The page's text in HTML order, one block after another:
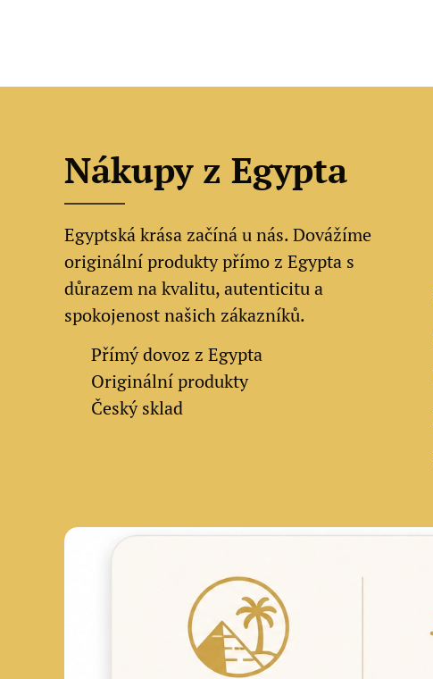
Nákupy z Egypta
Egyptská krása začíná u nás. Dovážíme
originální produkty přímo z Egypta s
důrazem na kvalitu, autenticitu a
spokojenost našich zákazníků.
Přímý dovoz z Egypta
Originální produkty
✔ Český sklad